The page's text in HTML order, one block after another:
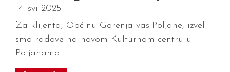
14. svi 2025.
Za klijenta, Općinu Gorenja vas-Poljane, izveli
smo radove na novom Kulturnom centru u
Poljanama.